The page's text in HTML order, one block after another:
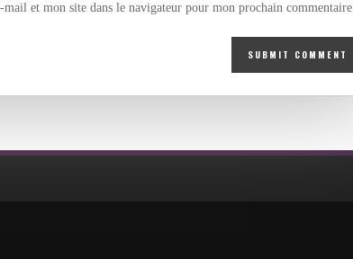
et mon site dans le navigateur pour mon prochain commentaire.